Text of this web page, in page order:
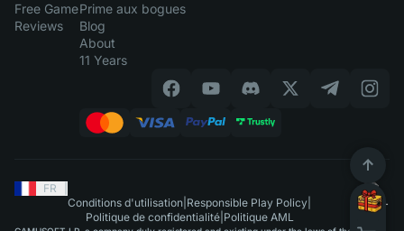
Free Game
Reviews
Prime aux bogues
Blog
About
11 Years
FR
Conditions d'utilisation Responsible Play Policy
Politique de confidentialité| Politique AML